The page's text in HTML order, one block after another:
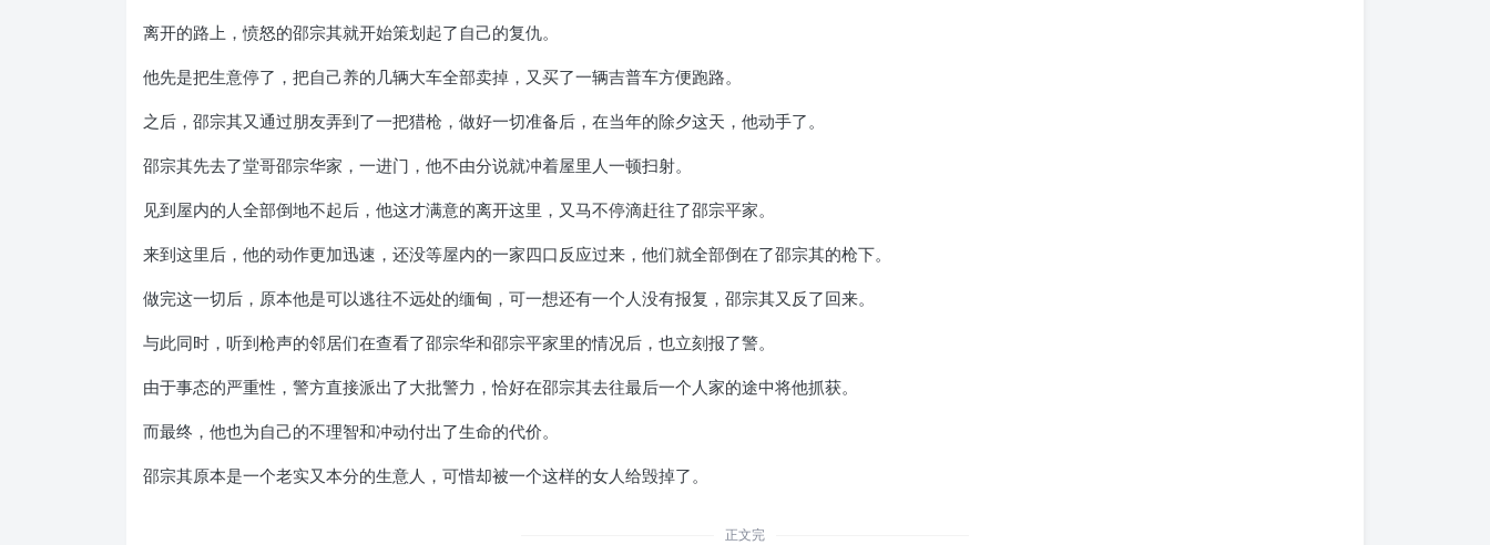
离开的路上，愤怒的邵宗其就开始策划起了自己的复仇。
他先是把生意停了，把自己养的几辆大车全部卖掉，又买了一辆吉普车方便跑路。
之后，邵宗其又通过朋友弄到了一把猎枪，做好一切准备后，在当年的除夕这天，他动手了。
邵宗其先去了堂哥邵宗华家，一进门，他不由分说就冲着屋里人一顿扫射。
见到屋内的人全部倒地不起后，他这才满意的离开这里，又马不停滴赶往了邵宗平家。
来到这里后，他的动作更加迅速，还没等屋内的一家四口反应过来，他们就全部倒在了邵宗其的枪下。
做完这一切后，原本他是可以逃往不远处的缅甸，可一想还有一个人没有报复，邵宗其又反了回来。
与此同时，听到枪声的邻居们在查看了邵宗华和邵宗平家里的情况后，也立刻报了警。
由于事态的严重性，警方直接派出了大批警力，恰好在邵宗其去往最后一个人家的途中将他抓获。
而最终，他也为自己的不理智和冲动付出了生命的代价。
邵宗其原本是一个老实又本分的生意人，可惜却被一个这样的女人给毁掉了。
正文完